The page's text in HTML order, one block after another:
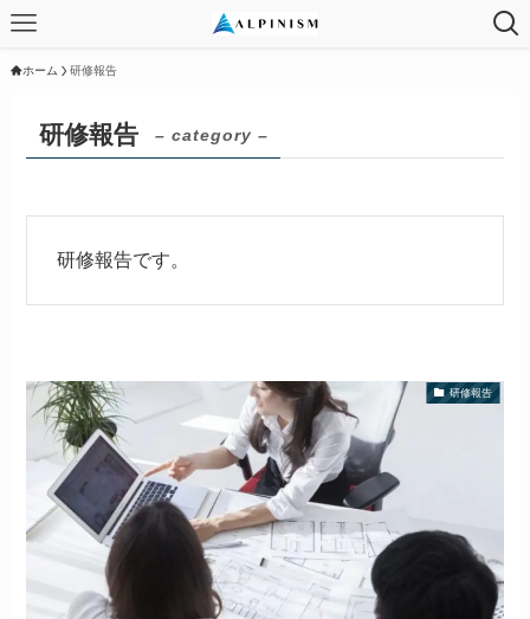
ホーム 研修報告
研修報告 – category –
研修報告です。
研修報告